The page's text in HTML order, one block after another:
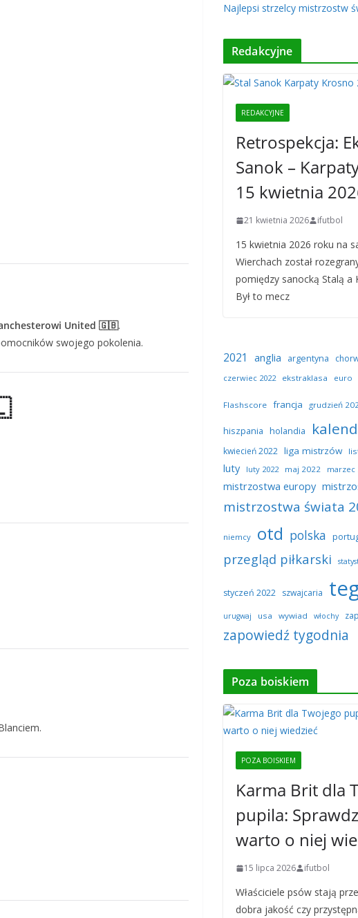
United 🇬🇧.
swojego pokolenia.
Najlepsi strzelcy mistrzostw
Redakcyjne
REDAKCYJNE
Retrospekcja:
Sanok –
15 kwietnia
21 kwietnia 2026 ifutbol
15 kwietnia 2026 roku na
Wierchach został
pomiędzy sanocką Stalą a
Był to mecz
2021 anglia argentyna
czerwiec 2022
ekstraklasa euro
Flashscore francja grudzień
hiszpania holandia
kwiecień 2022 liga mistrzów
luty luty 2022 maj 2022 marzec
mistrzostwa europy
mistrzostwa świata
niemcy otd polska
przegląd piłkarski
styczeń 2022 szwajcaria
urugwaj usa wywiad włochy
zapowiedź tygodnia
Poza boiskiem
POZA BOISKIEM
Karma Brit dla
pupila:
warto o niej
15 lipca 2026 ifutbol
Właściciele psów stają
dobra jakość czy